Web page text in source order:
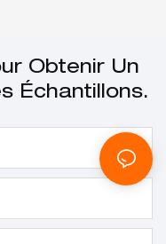
Obtenir Un
Échantillons.